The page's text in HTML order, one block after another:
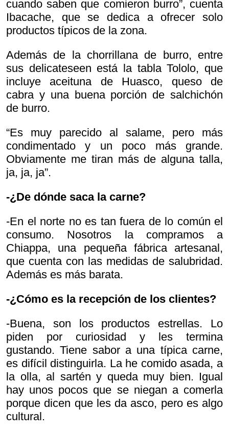
cuando saben que comieron burro”, cuenta
Ibacache, que se dedica a ofrecer solo
productos típicos de la zona.
Además de la chorrillana de burro, entre
sus delicateseen está la tabla Tololo, que
incluye aceituna de Huasco, queso de
cabra y una buena porción de salchichón
de burro.
“Es muy parecido al salame, pero más
condimentado y un poco más grande.
Obviamente me tiran más de alguna talla,
ja, ja, ja”.
-¿De dónde saca la carne?
-En el norte no es tan fuera de lo común el
consumo. Nosotros la compramos a
Chiappa, una pequeña fábrica artesanal,
que cuenta con las medidas de salubridad.
Además es más barata.
-¿Cómo es la recepción de los clientes?
-Buena, son los productos estrellas. Lo
piden por curiosidad y les termina
gustando. Tiene sabor a una típica carne,
es difícil distinguirla. La he comido asada, a
la olla, al sartén y queda muy bien. Igual
hay unos pocos que se niegan a comerla
porque dicen que les da asco, pero es algo
cultural.